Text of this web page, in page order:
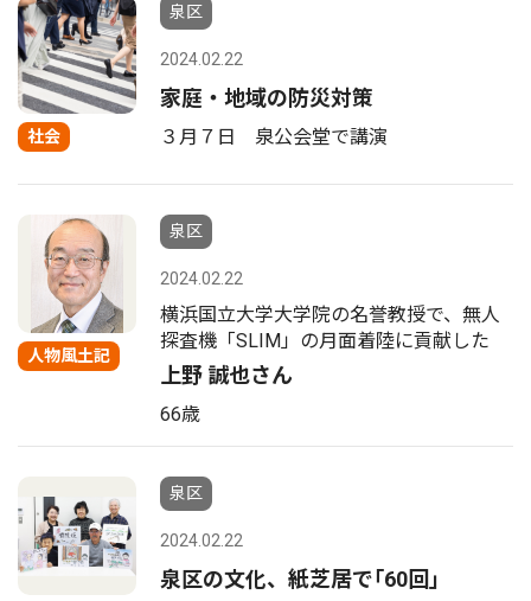
社会
泉区
2024.02.22
家庭・地域の防災対策
３月７日 泉公会堂で講演
人物風土記
泉区
2024.02.22
横浜国立大学大学院の名誉教授で、無人
探査機「SLIM」の月面着陸に貢献した
上野 誠也さん
66歳
泉区
2024.02.22
泉区の文化、紙芝居で｢60回｣